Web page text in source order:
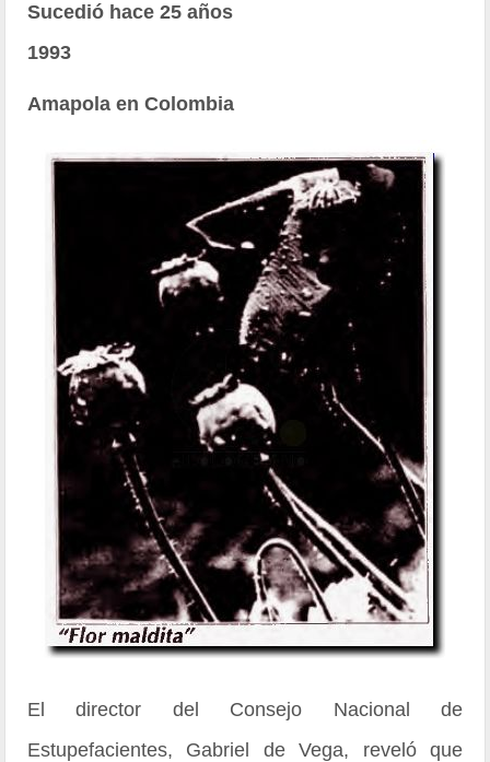
Sucedió hace 25 años
1993
Amapola en Colombia
El director del Consejo Nacional de
Estupefacientes, Gabriel de Vega, reveló que